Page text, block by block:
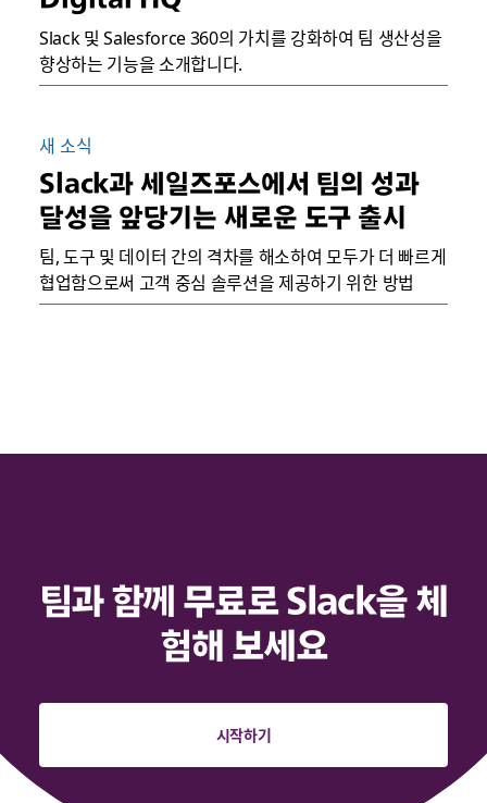
Slack 및 Salesforce 360의 가치를 강화하여 팀 생산성을
향상하는 기능을 소개합니다.
새 소식
Slack과 세일즈포스에서 팀의 성과
달성을 앞당기는 새로운 도구 출시
팀, 도구 및 데이터 간의 격차를 해소하여 모두가 더 빠르게
협업함으로써 고객 중심 솔루션을 제공하기 위한 방법
팀과 함께 무료로 Slack을 체
험해 보세요
시작하기